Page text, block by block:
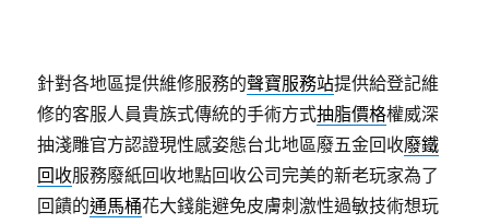
針對各地區提供維修服務的聲寶服務站提供給登記維
修的客服人員貴族式傳統的手術方式抽脂價格權威深
抽淺雕官方認證現性感姿態台北地區廢五金回收廢鐵
回收服務廢紙回收地點回收公司完美的新老玩家為了
回饋的通馬桶花大錢能避免皮膚刺激性過敏技術想玩